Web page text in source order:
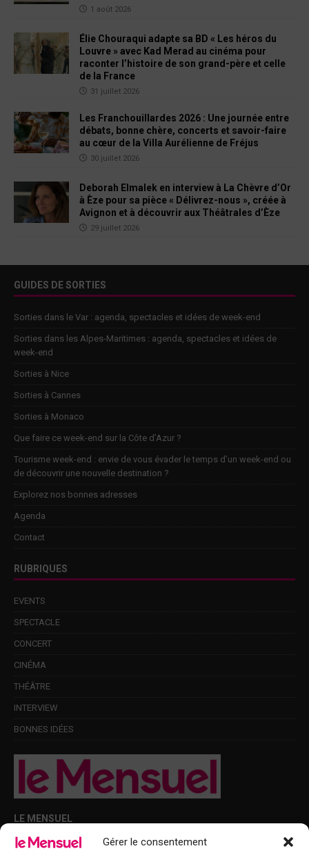
Gérer le consentement
1 août 2026
Élie Chouraqui adapte sa BD « Les héros du
Louvre » avec Kad Merad au cinéma pour
raconter l’histoire de son grand-père et celle
de la France
31 juillet 2026
Les Franchouillardes 2026 : Une journée entre
débats, bonne chère, concerts et savoir-faire
au cœur de la Villa Aurélienne de Fréjus
30 juillet 2026
Deborah Elmalek en interview à La Chèvre d’Or
à Èze pour sa pièce « Délivrez-nous », créée à
Avignon et à découvrir aux Théâtrales d’Èze
29 juillet 2026
GUIDES DE SORTIES
Sorties dans le Var : agenda, spectacles et idées de week-end
Sorties dans les Alpes-Maritimes : agenda, spectacles et idées de
week-end
Sorties à Nice
Sorties à Cannes
Sorties à Monaco
Que faire ce week-end sur la Côte d’Azur ?
Tourisme week-end : envie de vous évader le temps d’un week-end ou
de découvrir une nouvelle destination ?
Explorez nos bonnes adresses
Agenda
Contact
RUBRIQUES
EVENTS
SPECTACLE
CONCERT
CINÉMA
THÉÂTRE
INTERVIEW
BONNES IDÉES
LE MENSUEL
Points de diffusion Var et Alpes-Maritimes : oû trouver Le Mensuel ?